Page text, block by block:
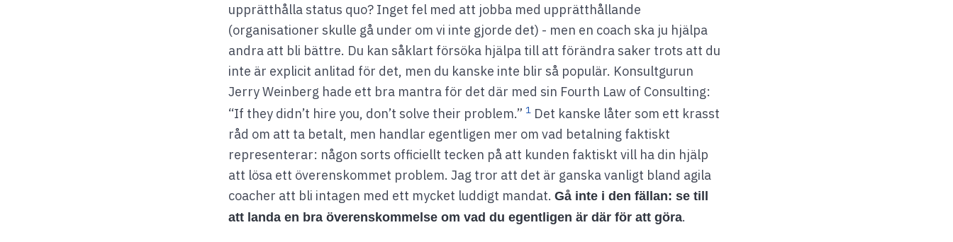
upprätthålla status quo? Inget fel med att jobba med upprätthållande
(organisationer skulle gå under om vi inte gjorde det) - men en coach ska ju hjälpa
andra att bli bättre. Du kan såklart försöka hjälpa till att förändra saker trots att du
inte är explicit anlitad för det, men du kanske inte blir så populär. Konsultgurun
Jerry Weinberg hade ett bra mantra för det där med sin Fourth Law of Consulting:
“If they didn’t hire you, don’t solve their problem.” 1 Det kanske låter som ett krasst
råd om att ta betalt, men handlar egentligen mer om vad betalning faktiskt
representerar: någon sorts officiellt tecken på att kunden faktiskt vill ha din hjälp
att lösa ett överenskommet problem. Jag tror att det är ganska vanligt bland agila
coacher att bli intagen med ett mycket luddigt mandat. Gå inte i den fällan: se till
att landa en bra överenskommelse om vad du egentligen är där för att göra.